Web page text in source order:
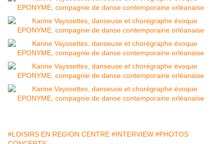
#LOISIRS EN REGION CENTRE #INTERVIEW #PHOTOS